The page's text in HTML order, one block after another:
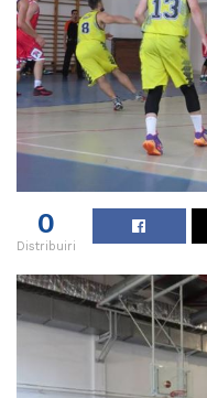
0
Distribuiri